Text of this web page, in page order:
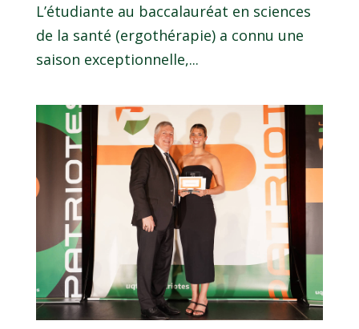
L’étudiante au baccalauréat en sciences
de la santé (ergothérapie) a connu une
saison exceptionnelle,...